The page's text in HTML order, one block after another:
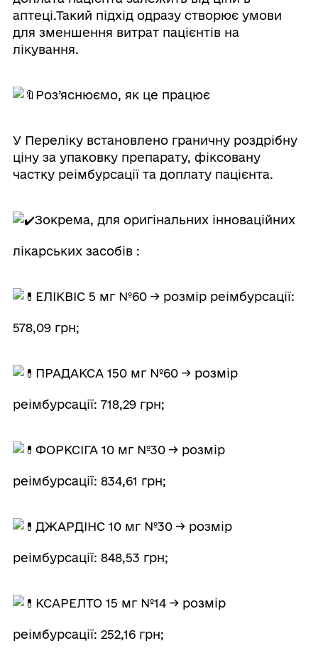
аптеці.Такий підхід одразу створює умови
для зменшення витрат пацієнтів на
лікування.
Роз’яснюємо, як це працює
У Переліку встановлено граничну роздрібну
ціну за упаковку препарату, фіксовану
частку реімбурсації та доплату пацієнта.
Зокрема, для оригінальних інноваційних
лікарських засобів :
ЕЛІКВІС 5 мг №60 → розмір реімбурсації:
578,09 грн;
ПРАДАКСА 150 мг №60 → розмір
реімбурсації: 718,29 грн;
ФОРКСІГА 10 мг №30 → розмір
реімбурсації: 834,61 грн;
ДЖАРДІНС 10 мг №30 → розмір
реімбурсації: 848,53 грн;
КСАРЕЛТО 15 мг №14 → розмір
реімбурсації: 252,16 грн;